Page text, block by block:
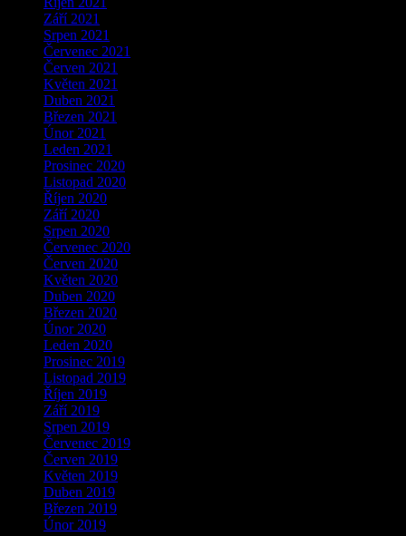
Září 2021
Srpen 2021
Červenec 2021
Červen 2021
Květen 2021
Duben 2021
Březen 2021
Únor 2021
Leden 2021
Prosinec 2020
Listopad 2020
Říjen 2020
Září 2020
Srpen 2020
Červenec 2020
Červen 2020
Květen 2020
Duben 2020
Březen 2020
Únor 2020
Leden 2020
Prosinec 2019
Listopad 2019
Říjen 2019
Září 2019
Srpen 2019
Červenec 2019
Červen 2019
Květen 2019
Duben 2019
Březen 2019
Únor 2019